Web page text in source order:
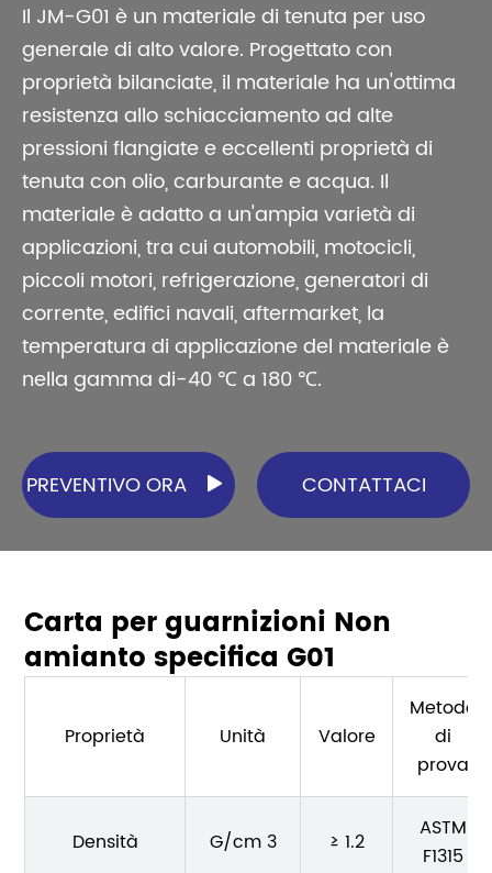
Il JM-G01 è un materiale di tenuta per uso
generale di alto valore. Progettato con
proprietà bilanciate, il materiale ha un'ottima
resistenza allo schiacciamento ad alte
pressioni flangiate e eccellenti proprietà di
tenuta con olio, carburante e acqua. Il
materiale è adatto a un'ampia varietà di
applicazioni, tra cui automobili, motocicli,
piccoli motori, refrigerazione, generatori di
corrente, edifici navali, aftermarket, la
temperatura di applicazione del materiale è
nella gamma di-40 ℃ a 180 ℃.
PREVENTIVO ORA  CONTATTACI
Carta per guarnizioni Non
amianto specifica G01
Proprietà Unità Valore
Metodo
di
prova
Densità G/cm 3 ≥ 1.2
ASTM
F1315